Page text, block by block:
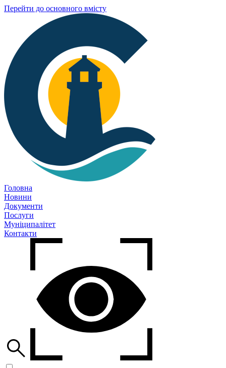
Перейти до основного вмісту
Головна
Новини
Документи
Послуги
Муніципалітет
Контакти